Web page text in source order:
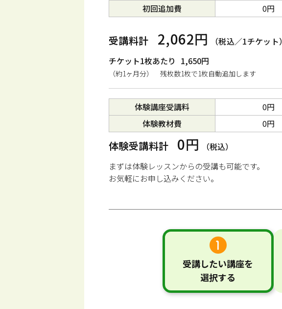
初回追加費
0円
受講料計 2,062円
（税込／1チケット）
チケット1枚あたり 1,650円
（約1ヶ月分） 残枚数1枚で1枚自動追加します
体験講座受講料
0円
体験教材費
0円
体験受講料計 0円
（税込）
まずは体験レッスンからの受講も可能です。
お気軽にお申し込みください。
受講したい講座を
選択する